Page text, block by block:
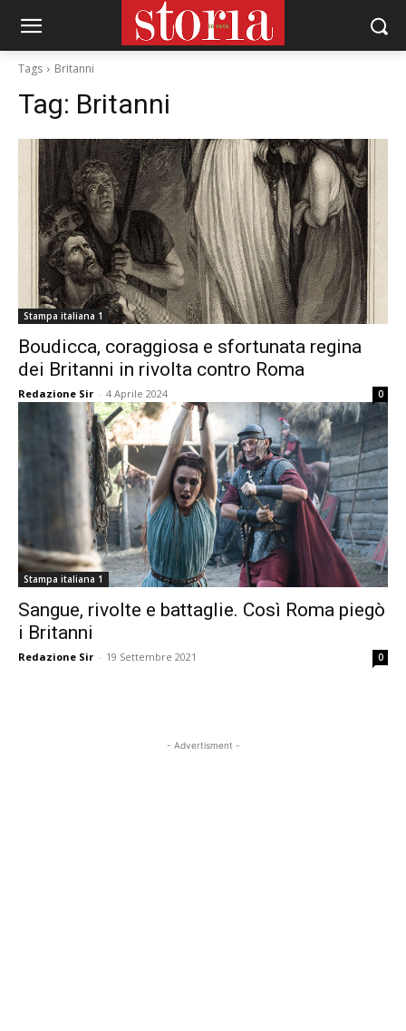
Tags Britanni
Tag: Britanni
Stampa italiana 1
Boudicca, coraggiosa e sfortunata regina
dei Britanni in rivolta contro Roma
Redazione Sir - 4 Aprile 2024 0
Stampa italiana 1
Sangue, rivolte e battaglie. Così Roma piegò
i Britanni
Redazione Sir - 19 Settembre 2021 0
- Advertisment -